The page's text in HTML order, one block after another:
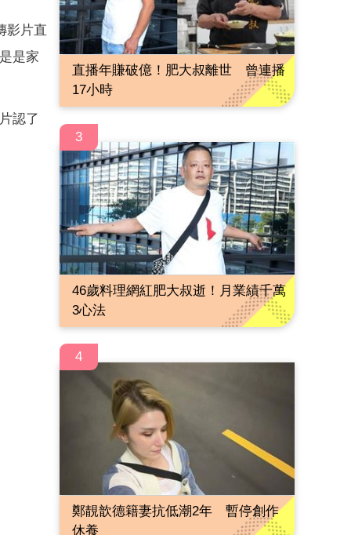
影片直
是家
認了
直播年賺破億！肥大叔離世 曾連播
17小時
3
46歲料理網紅肥大叔逝！月業績千萬
3心法
4
鄭靚歆德籍妻抗低潮2年 暫停創作
休養